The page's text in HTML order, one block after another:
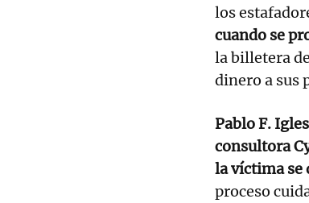
los
cuando se
la billetera
dinero a sus
Pablo F.
consultora
la víctima se
proceso